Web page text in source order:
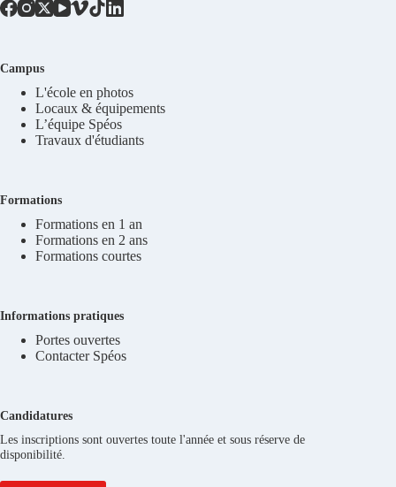
Campus
L'école en photos
Locaux & équipements
L’équipe Spéos
Travaux d'étudiants
Formations
Formations en 1 an
Formations en 2 ans
Formations courtes
Informations pratiques
Portes ouvertes
Contacter Spéos
Candidatures
Les inscriptions sont ouvertes toute l'année et sous réserve de
disponibilité.